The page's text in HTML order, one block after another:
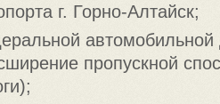
г. Горно-Алтайск;
пропускной